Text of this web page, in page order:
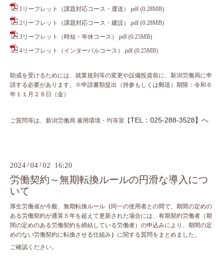
1リーフレット（課題対応コース・運送）.pdf (0.28MB)
2リーフレット（課題対応コース・建設）.pdf (0.28MB)
3リーフレット（時短・年休コース）.pdf (0.25MB)
4リーフレット（インターバルコース）.pdf (0.25MB)
助成を受けるためには、就業規則等の変更や設備投資前に、新潟労働局に申
請する必要があります。※申請書類提出（持参もしくは郵送）期限：令和６
年１１月２９日（金）
ご質問等は、新潟労働局 雇用環境・均等室【TEL：025-288-3528】へ
2024 /04 /02 16:20
労働契約～無期転換ルールの円滑な導入につ
いて
厚生労働省が今般、無期転換ルール （同一の使用者との間で、期間の定めの
ある労働契約が通算５年を超えて更新された場合には、有期契約労働者（期
間の定めのある労働契約を締結している労働者）の申込みにより、期間の定
めのない労働契約に転換させる仕組み） に関する質問をまとめました。
ご確認ください。